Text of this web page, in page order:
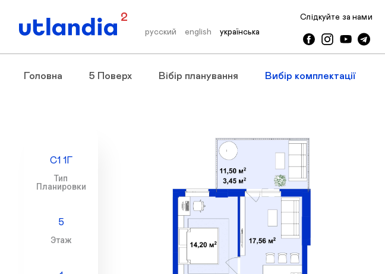
2
русский english українська
Слідкуйте за нами
Головна 5 Поверх Вібір планування Вибір комплектації
С1 1Г
Тип
Планировки
5
Этаж